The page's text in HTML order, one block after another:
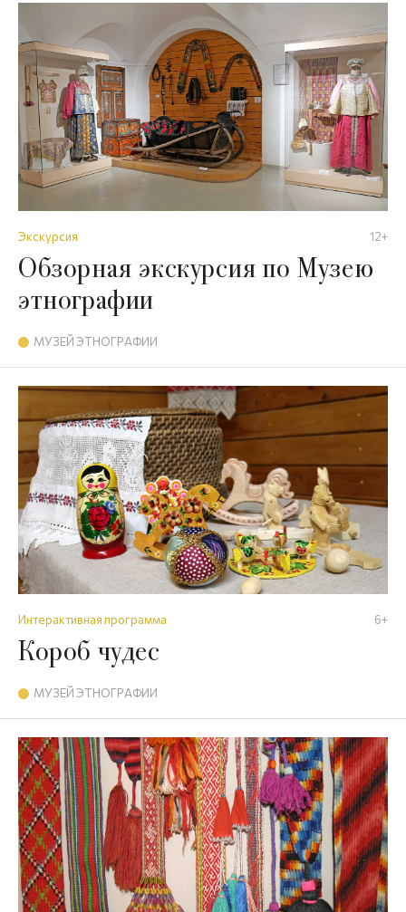
Экскурсия 12+
Обзорная экскурсия по Музею
этнографии
МУЗЕЙ ЭТНОГРАФИИ
Интерактивная программа 6+
Короб чудес
МУЗЕЙ ЭТНОГРАФИИ